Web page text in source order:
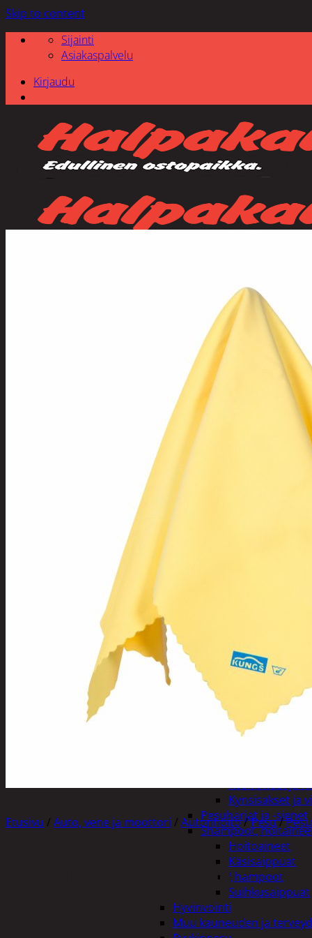
Skip to content
Sijainti
Asiakaspalvelu
Kirjaudu
Poistotuotteet
Kausituotteet
Joulu
Joulu- ja kausivalot
Eläimet ja
Valoketjut ja
Kranssit ja
Päivittäistavarat
Henkilökohtainen hygienia
Deodorantit
Hiustenhoito
Hiusharjat ja
Hiuspinnit ja
Hiusvärit
Hiusten ja
Hammashygienia
Käsivoiteet ja
Kynsisakset ja
Pesuharjat ja -sienet
Shampoot,
Hoitoaineet
Käsisaippuat
Shampoot
Suihkusaippuat
Hyvinvointi
Muu kauneuden ja
Etusivu / Auto, vene ja moottori / Autonhoito/Pesu/
KUNGS MIKROSÄÄMISKÄ 40×60CM